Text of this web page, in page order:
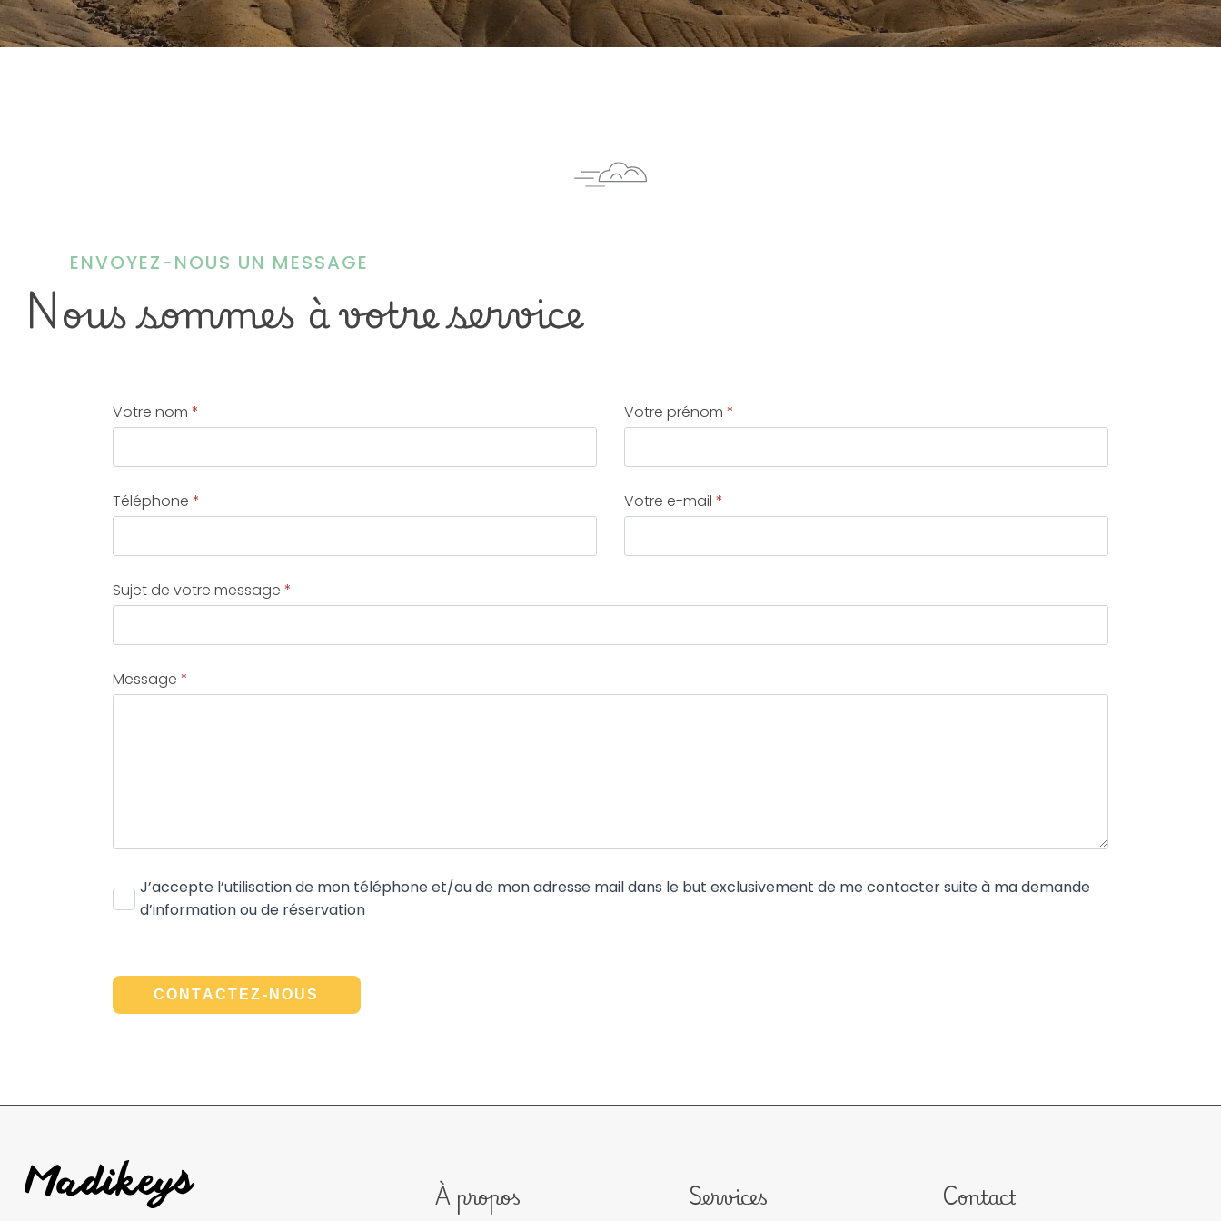
ENVOYEZ-NOUS UN MESSAGE
Nous sommes à votre service
Votre nom * Votre prénom *
Téléphone * Votre e-mail *
Sujet de votre message *
Message *
Case
à
J’accepte l’utilisation de mon téléphone et/ou de mon adresse mail dans le but exclusivement de me contacter suite à ma demande
d’information ou de réservation
CONTACTEZ-NOUS
À propos Services Contact